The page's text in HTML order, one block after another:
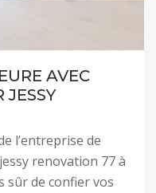
AVEC
JESSY
l’entreprise de
renovation 77 à
sûr de confier vos